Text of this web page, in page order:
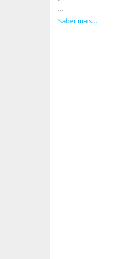
A quienes
Saber mais…